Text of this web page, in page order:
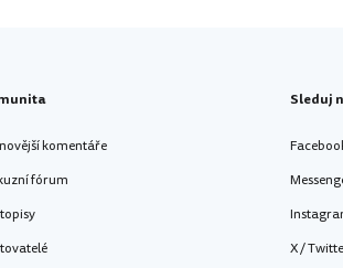
komentáře
fórum
Sleduj
X /